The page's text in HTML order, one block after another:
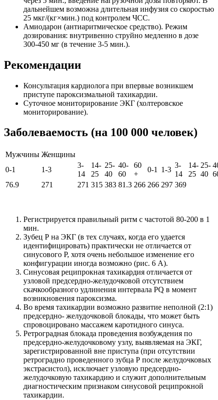
дальнейшем возможна длительная инфузия со скоростью
25 мкг/(кг×мин.) под контролем ЧСС.
Амиодарон (антиаритмическое средство). Режим
дозирования: внутривенно струйно медленно в дозе
300-450 мг (в течение 3-5 мин.).
Рекомендации
Консультация кардиолога при впервые возникшем
приступе пароксизмальной тахикардии.
Суточное мониторирование ЭКГ (холтеровское
мониторирование).
Заболеваемость (на 100 000 человек)
Мужчины Женщины
0-1
1-3
3-
14
14-
25
25-
40
40-
60
60
+
0-1 1-3
3-
14
14-
25
25-
40
76.9
271 271 315 383 81.3 266 266 297 369
Регистрируется правильный ритм с частотой 80-200 в 1
мин.
Зубец Р на ЭКГ (в тех случаях, когда его удается
идентифицировать) практически не отличается от
синусового Р, хотя очень небольшое изменение его
конфигурации иногда возможно (рис. 6 А).
Синусовая реципрокная тахикардия отличается от
узловой предсердно-желудочковой отсутствием
скачкообразного удлинения интервала PQ в момент
возникновения пароксизма.
Во время тахикардии возможно развитие неполной (2:1)
предсердно- желудочковой блокады, что может быть
спровоцировано массажем каротидного синуса.
Ретроградная блокада проведения возбуждения по
предсердно-желудочковому узлу, выявляемая на ЭКГ,
зарегистрированной вне приступа (при отсутствии
ретроградно проведенного зубца Р после желудочковых
экстрасистол), исключает узловую предсердно-
желудочковую тахикардию и служит дополнительным
диагностическим признаком синусовой реципрокной
тахикардии.